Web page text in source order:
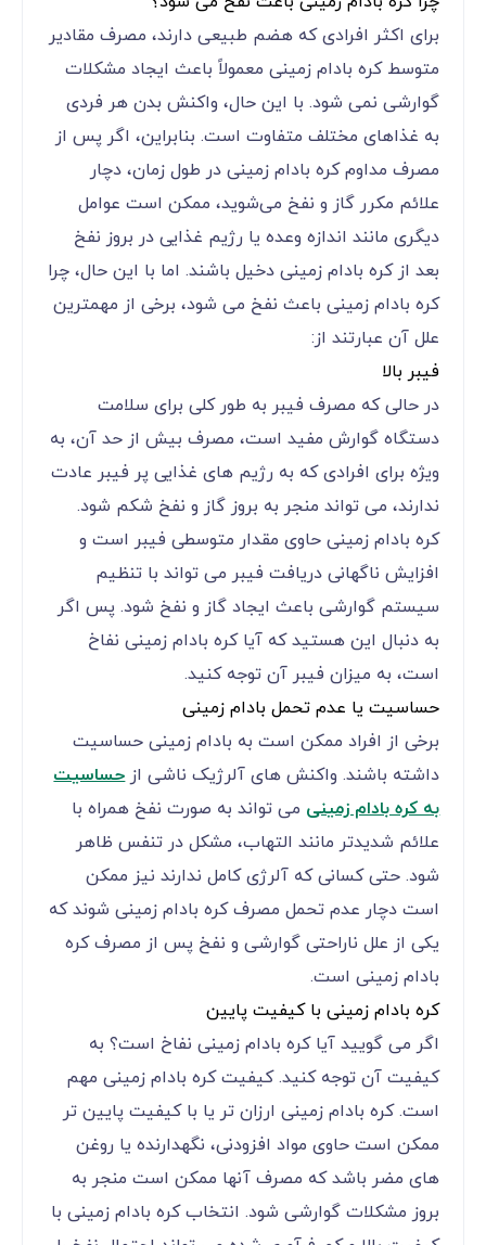
برای اکثر افرادی که هضم طبیعی دارند، مصرف مقادیر
متوسط کره بادام زمینی معمولاً باعث ایجاد مشکلات
گوارشی نمی شود. با این حال، واکنش بدن هر فردی
به غذاهای مختلف متفاوت است. بنابراین، اگر پس از
مصرف مداوم کره بادام زمینی در طول زمان، دچار
علائم مکرر گاز و نفخ می‌شوید، ممکن است عوامل
دیگری مانند اندازه وعده یا رژیم غذایی در بروز نفخ
بعد از کره بادام زمینی دخیل باشند. اما با این حال، چرا
کره بادام زمینی باعث نفخ می شود، برخی از مهمترین
علل آن عبارتند از:
فیبر بالا
در حالی که مصرف فیبر به طور کلی برای سلامت
دستگاه گوارش مفید است، مصرف بیش از حد آن، به
ویژه برای افرادی که به رژیم های غذایی پر فیبر عادت
ندارند، می تواند منجر به بروز گاز و نفخ شکم شود.
کره بادام زمینی حاوی مقدار متوسطی فیبر است و
افزایش ناگهانی دریافت فیبر می تواند با تنظیم
سیستم گوارشی باعث ایجاد گاز و نفخ شود. پس اگر
به دنبال این هستید که آیا کره بادام زمینی نفاخ
است، به میزان فیبر آن توجه کنید.
حساسیت یا عدم تحمل بادام زمینی
برخی از افراد ممکن است به بادام زمینی حساسیت
داشته باشند. واکنش های آلرژیک ناشی ازحساسیت
به کره بادام زمینی می تواند به صورت نفخ همراه با
علائم شدیدتر مانند التهاب، مشکل در تنفس ظاهر
شود. حتی کسانی که آلرژی کامل ندارند نیز ممکن
است دچار عدم تحمل مصرف کره بادام زمینی شوند که
یکی از علل ناراحتی گوارشی و نفخ پس از مصرف کره
بادام زمینی است.
کره بادام زمینی با کیفیت پایین
اگر می گویید آیا کره بادام زمینی نفاخ است؟ به
کیفیت آن توجه کنید. کیفیت کره بادام زمینی مهم
است. کره بادام زمینی ارزان تر یا با کیفیت پایین تر
ممکن است حاوی مواد افزودنی، نگهدارنده یا روغن
های مضر باشد که مصرف آنها ممکن است منجر به
بروز مشکلات گوارشی شود. انتخاب کره بادام زمینی با